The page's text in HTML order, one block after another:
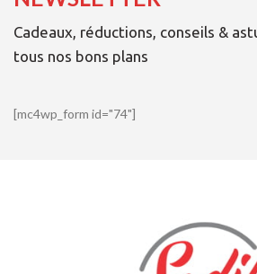
Cadeaux, réductions, conseils &
tous nos bons plans
[mc4wp_form id="74"]